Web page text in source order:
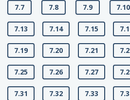
7.7 7.8 7.9 7.10
7.13 7.14 7.15
7.19 7.20 7.21
7.25 7.26 7.27
7.31 7.32 7.33